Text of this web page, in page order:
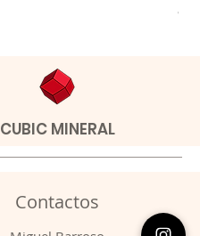
9,00
CUBIC MINERAL
Contactos